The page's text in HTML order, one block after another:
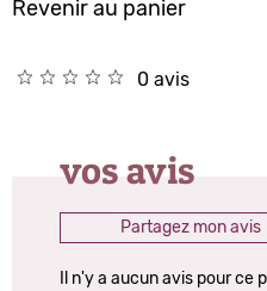
Revenir au panier
0 avis
vos avis
Partagez mon avis
Il n'y a aucun avis pour ce